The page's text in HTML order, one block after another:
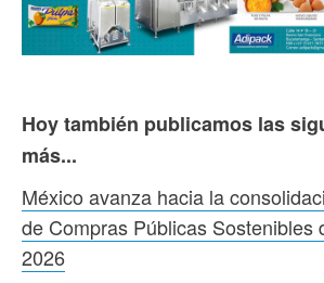
Hoy también publicamos las
más...
México avanza hacia la
de Compras Públicas Sostenibles
2026